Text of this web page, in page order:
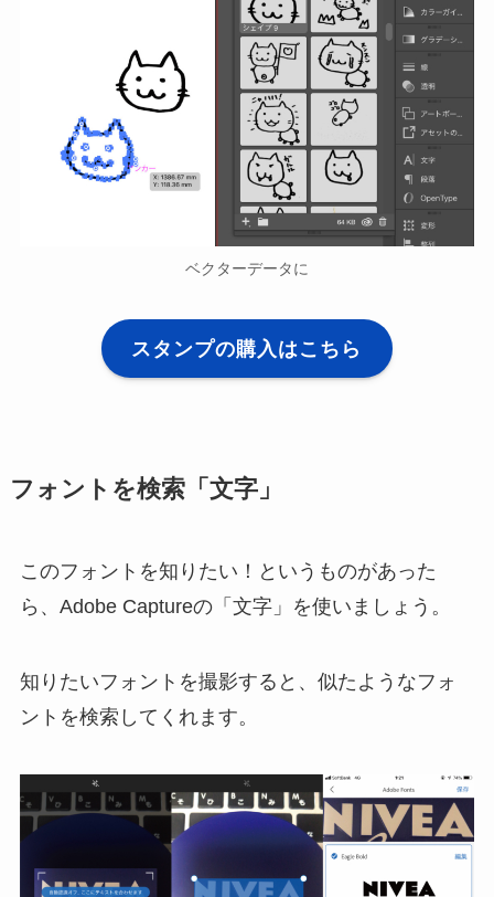
ベクターデータに
スタンプの購入はこちら
フォントを検索「文字」
このフォントを知りたい！というものがあった
ら、Adobe Captureの「文字」を使いましょう。
知りたいフォントを撮影すると、似たようなフォ
ントを検索してくれます。